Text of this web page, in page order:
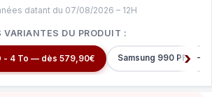
datant du 07/08/2026 – 12H
VARIANTES DU PRODUIT :
- 4 To — dès 579,90€ Samsung 990 PRO -